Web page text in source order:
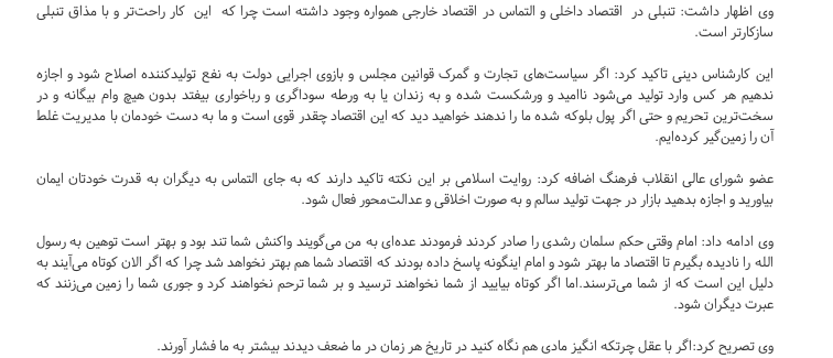
وی اظهار داشت: تنبلی در اقتصاد داخلی و التماس در اقتصاد خارجی همواره وجود داشته است چرا که این کار راحت‌تر و با مذاق تنبلی
سازکارتر است.
این کارشناس دینی تاکید کرد:‌ اگر سیاست‌های تجارت و گمرک قوانین مجلس و بازوی اجرایی دولت به نفع تولید‌کننده اصلاح شود و اجازه
ندهیم هر کس وارد تولید می‌شود ناامید و ورشکست شده و به زندان یا به ورطه سوداگری و رباخواری بیفتد بدون هیچ وام بیگانه و در
سخت‌ترین تحریم و حتی اگر پول بلوکه شده ما را ندهند خواهید دید که این اقتصاد چقدر قوی است و ما به دست خودمان با مدیریت غلط
آن را زمین‌گیر کرده‌ایم.
عضو شورای عالی انقلاب فرهنگ اضافه کرد: روایت اسلامی بر این نکته تاکید دارند که به جای التماس به دیگران به قدرت خودتان ایمان
بیاورید و اجازه بدهید بازار در جهت تولید سالم و به صورت اخلاقی و عدالت‌محور فعال شود.
وی ادامه داد: امام وقتی حکم سلمان رشدی را صادر کردند فرمودند عده‌ای به من می‌گویند واکنش شما تند بود و بهتر است توهین به رسول
الله را نادیده بگیرم تا اقتصاد ما بهتر شود و امام اینگونه پاسخ داده بودند که اقتصاد شما هم بهتر نخواهد شد چرا که اگر الان کوتاه می‌آیند به
دلیل این است که از شما می‌ترسند.اما اگر کوتاه بیایید از شما نخواهند ترسید و بر شما ترحم نخواهند کرد و جوری شما را زمین می‌زنند که
عبرت دیگران شود.
وی تصریح کرد:‌اگر با عقل چرتکه انگیز مادی هم نگاه کنید در تاریخ هر زمان در ما ضعف دیدند بیشتر به ما فشار آورند.